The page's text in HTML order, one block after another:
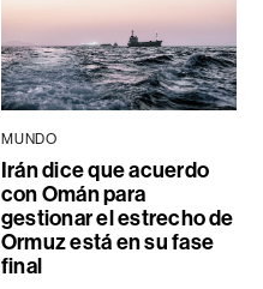
MUNDO
Irán dice que acuerdo
con Omán para
gestionar el estrecho de
Ormuz está en su fase
final